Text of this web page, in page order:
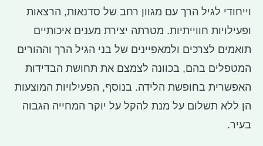
וייחודי לגיל הרך עם מגוון רחב של סדנאות, הרצאות
ופעילויות חווייתיות. מטרתה יצירת מענים איכותיים
תואמים לצרכים ולמאפיינים של בני הגיל הרך וההורים
המטפלים בהם, בכוונה לצמצם את תחושת הבדידות
האפשרית בחופשת הלידה. בנוסף, הפעילויות המוצעות
הן ללא תשלום על מנת להקל על יוקר המחייה הגבוה
בעיר.